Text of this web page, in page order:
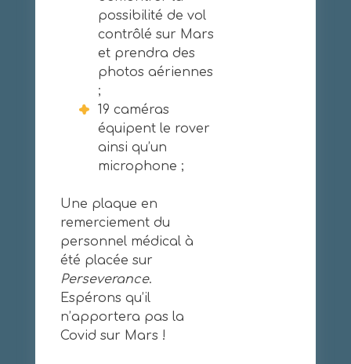
possibilité de vol
contrôlé sur Mars
et prendra des
photos aériennes
;
19 caméras
équipent le rover
ainsi qu’un
microphone ;
Une plaque en
remerciement du
personnel médical à
été placée sur
Perseverance.
Espérons qu’il
n’apportera pas la
Covid sur Mars !